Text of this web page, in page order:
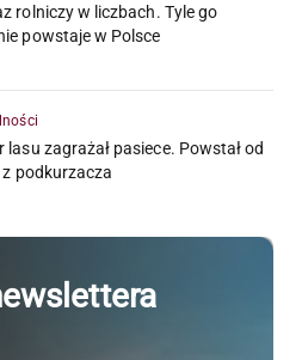
rolniczy w liczbach. Tyle go
powstaje w Polsce
lasu zagrażał pasiece. Powstał od
z podkurzacza